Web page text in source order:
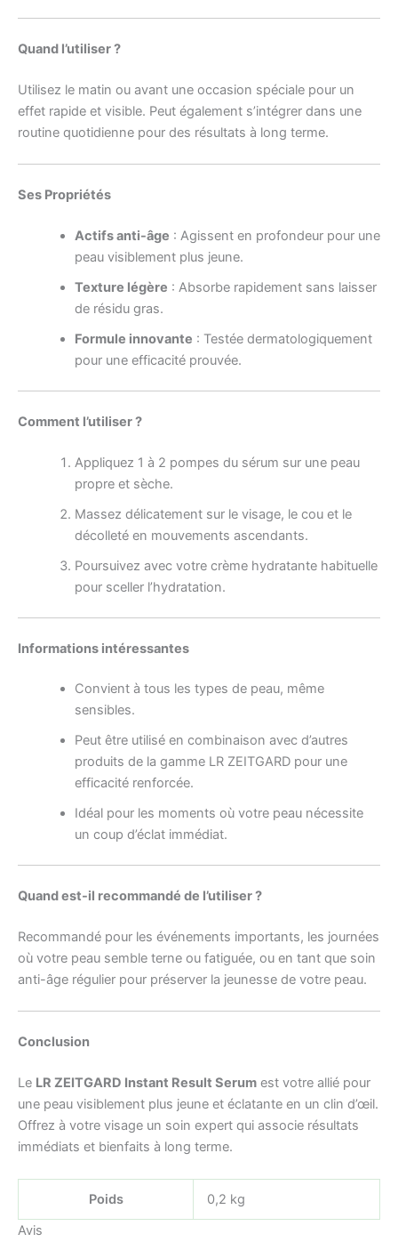
Quand l’utiliser ?
Utilisez le matin ou avant une occasion spéciale pour un
effet rapide et visible. Peut également s’intégrer dans une
routine quotidienne pour des résultats à long terme.
Ses Propriétés
Actifs anti-âge : Agissent en profondeur pour une
peau visiblement plus jeune.
Texture légère : Absorbe rapidement sans laisser
de résidu gras.
Formule innovante : Testée dermatologiquement
pour une efficacité prouvée.
Comment l’utiliser ?
Appliquez 1 à 2 pompes du sérum sur une peau
propre et sèche.
Massez délicatement sur le visage, le cou et le
décolleté en mouvements ascendants.
Poursuivez avec votre crème hydratante habituelle
pour sceller l’hydratation.
Informations intéressantes
Convient à tous les types de peau, même
sensibles.
Peut être utilisé en combinaison avec d’autres
produits de la gamme LR ZEITGARD pour une
efficacité renforcée.
Idéal pour les moments où votre peau nécessite
un coup d’éclat immédiat.
Quand est-il recommandé de l’utiliser ?
Recommandé pour les événements importants, les journées
où votre peau semble terne ou fatiguée, ou en tant que soin
anti-âge régulier pour préserver la jeunesse de votre peau.
Conclusion
Le LR ZEITGARD Instant Result Serum est votre allié pour
une peau visiblement plus jeune et éclatante en un clin d’œil.
Offrez à votre visage un soin expert qui associe résultats
immédiats et bienfaits à long terme.
Poids
0,2 kg
Avis